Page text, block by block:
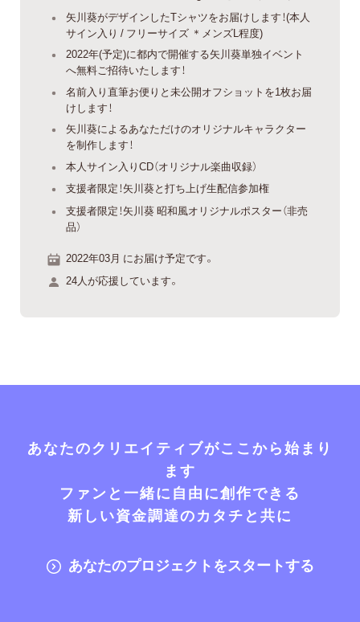
矢川葵がデザインしたTシャツをお届けします！(本人
サイン入り / フリーサイズ ＊メンズL程度)
2022年(予定)に都内で開催する矢川葵単独イベント
へ無料ご招待いたします！
名前入り直筆お便りと未公開オフショットを1枚お届
けします！
矢川葵によるあなただけのオリジナルキャラクター
を制作します！
本人サイン入りCD（オリジナル楽曲収録）
支援者限定！矢川葵と打ち上げ生配信参加権
支援者限定！矢川葵 昭和風オリジナルポスター（非売
品）
2022年03月 にお届け予定です。
24人が応援しています。
あなたのクリエイティブがここから始まり
ます
ファンと一緒に自由に創作できる
新しい資金調達のカタチと共に
あなたのプロジェクトをスタートする